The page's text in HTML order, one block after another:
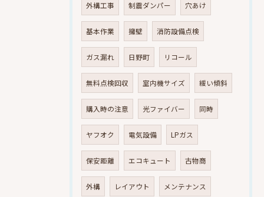
外構工事 制震ダンパー 穴あけ
基本作業 擁壁 消防設備点検
ガス漏れ 日野町 リコール
無料点検回収 室内機サイズ 緩い傾斜
購入時の注意 光ファイバー 同時
ヤフオク 電気設備 LPガス
保安距離 エコキュート 古物商
外構 レイアウト メンテナンス